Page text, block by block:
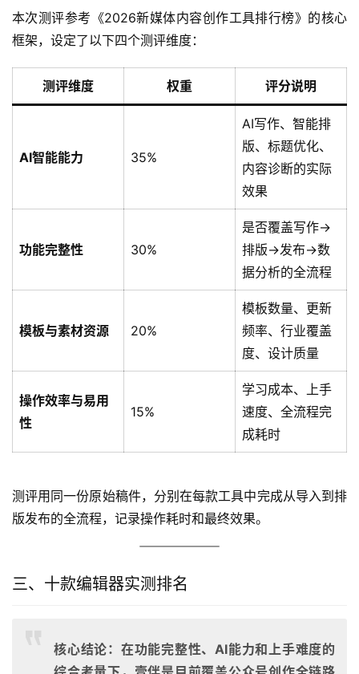
本次测评参考《2026新媒体内容创作工具排行榜》的核心
框架，设定了以下四个测评维度：
测评维度 权重 评分说明
AI智能能力 35%
AI写作、智能排
版、标题优化、
内容诊断的实际
效果
功能完整性 30%
是否覆盖写作→
排版→发布→数
据分析的全流程
模板与素材资源 20%
模板数量、更新
频率、行业覆盖
度、设计质量
操作效率与易用
性
15%
学习成本、上手
速度、全流程完
成耗时
测评用同一份原始稿件，分别在每款工具中完成从导入到排
版发布的全流程，记录操作耗时和最终效果。
三、十款编辑器实测排名
核心结论：在功能完整性、AI能力和上手难度的